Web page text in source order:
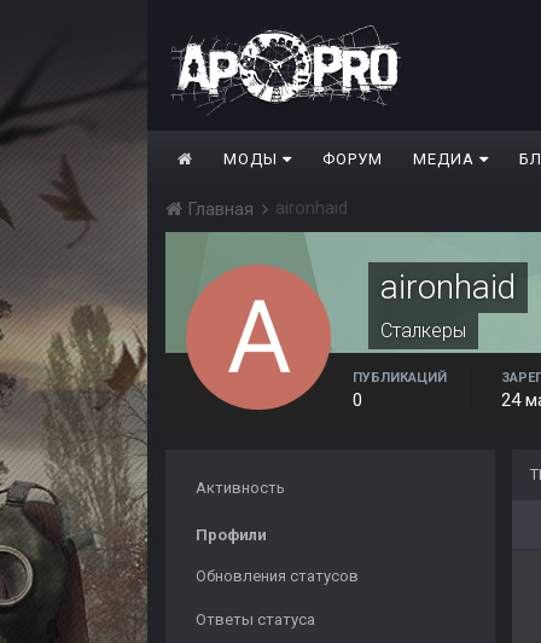
МОДЫ ФОРУМ МЕДИА
Главная aironhaid
aironhaid
Сталкеры
ПУБЛИКАЦИЙ
0 24
Активность
Профили
Обновления статусов
Ответы статуса